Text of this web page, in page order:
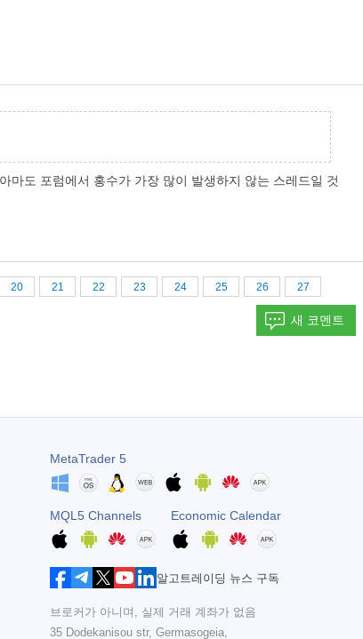
마도 포럼에서 홍수가 가장 많이 발생하지 않는 스레드일 것
20 21 22 23 24 25 26 27
새 코멘트
MetaTrader 5
MQL5 Channels Economic Calendar
알고트레이딩 뉴스 구독
브로커가 아니며, 실제 거래 계좌가 없음
35 Dodekanisou str, Germasogeia,